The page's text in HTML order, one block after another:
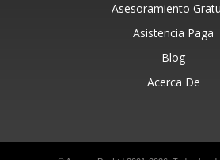
Asesoramiento
Asistencia Paga
Blog
Acerca De